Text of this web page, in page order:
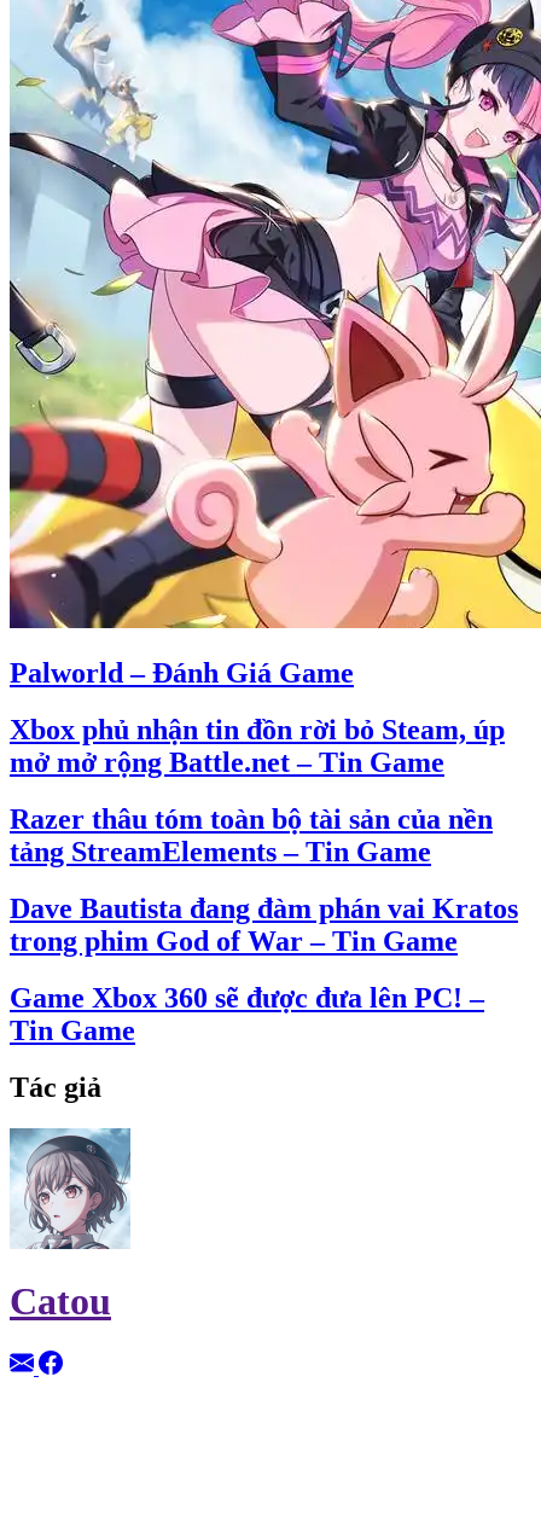
Palworld – Đánh Giá Game
Xbox phủ nhận tin đồn rời bỏ Steam, úp
mở mở rộng Battle.net – Tin Game
Razer thâu tóm toàn bộ tài sản của nền
tảng StreamElements – Tin Game
Dave Bautista đang đàm phán vai Kratos
trong phim God of War – Tin Game
Game Xbox 360 sẽ được đưa lên PC! –
Tin Game
Tác giả
Catou